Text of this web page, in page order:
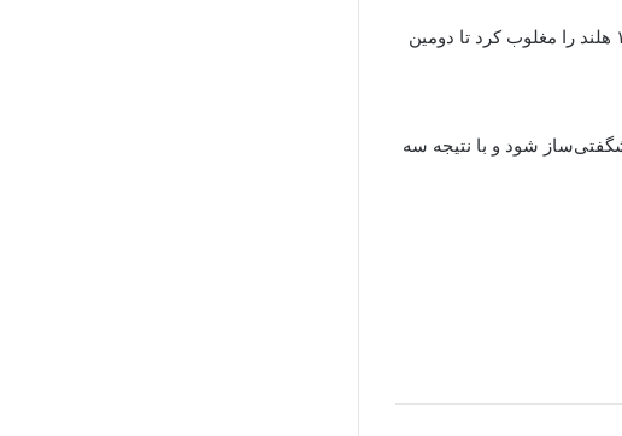
ایران با نتیجه سه بر دو و با نتایج ۲۵ بر ۲۲، ۲۲ بر ۲۵، ۲۵ بر ۲۱ ، ۲۰ بر ۲۵ و ۱۵ بر ۱۰ هلند را مغلوب کرد تا دومین
شود و با نتیجه سه